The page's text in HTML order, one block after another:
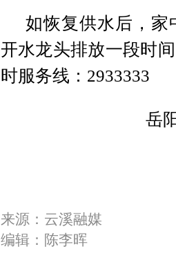
如恢复供水后，家
开水龙头排放一段时
时服务线：2933333
岳
来源：云溪融媒
编辑：陈李晖